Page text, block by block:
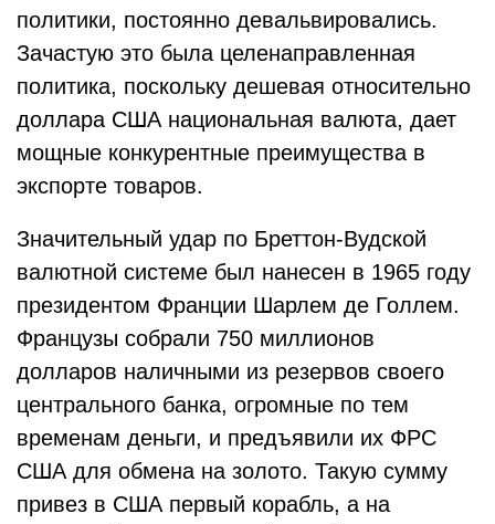
политики, постоянно девальвировались.
Зачастую это была целенаправленная
политика, поскольку дешевая относительно
доллара США национальная валюта, дает
мощные конкурентные преимущества в
экспорте товаров.
Значительный удар по Бреттон-Вудской
валютной системе был нанесен в 1965 году
президентом Франции Шарлем де Голлем.
Французы собрали 750 миллионов
долларов наличными из резервов своего
центрального банка, огромные по тем
временам деньги, и предъявили их ФРС
США для обмена на золото. Такую сумму
привез в США первый корабль, а на